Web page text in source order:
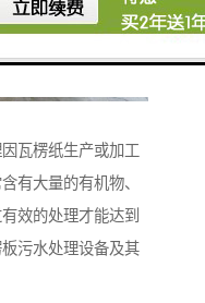
瓦楞纸生产或加工
有大量的有机物、
效的处理才能达到
污水处理设备及其